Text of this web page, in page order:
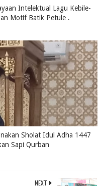
Intelektual Lagu Kebile-
Motif Batik Petule .
Sholat Idul Adha 1447
Sapi Qurban
NEXT